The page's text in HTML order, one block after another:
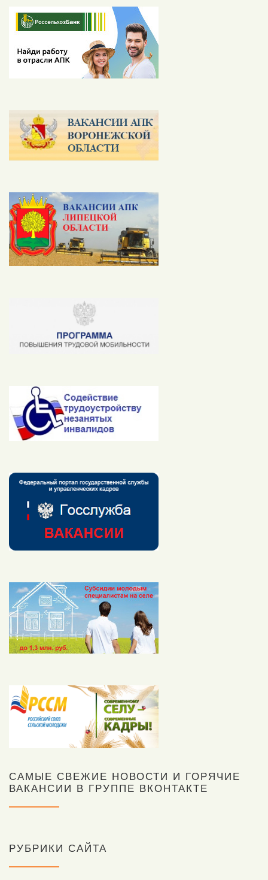
САМЫЕ СВЕЖИЕ НОВОСТИ И ГОРЯЧИЕ
ВАКАНСИИ В ГРУППЕ ВКОНТАКТЕ
РУБРИКИ САЙТА